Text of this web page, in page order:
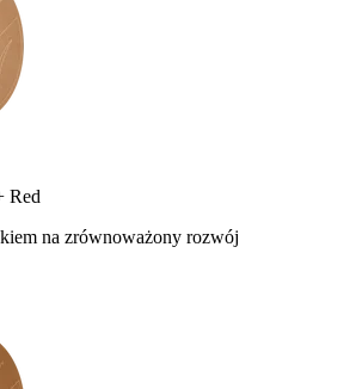
Red
na zrównoważony rozwój